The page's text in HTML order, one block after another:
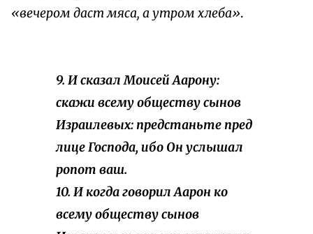
«вечером даст мяса, а утром хлеба».
9. И сказал Моисей Аарону:
скажи всему обществу сынов
Израилевых: предстаньте пред
лице Господа, ибо Он услышал
ропот ваш.
10. И когда говорил Аарон ко
всему обществу сынов